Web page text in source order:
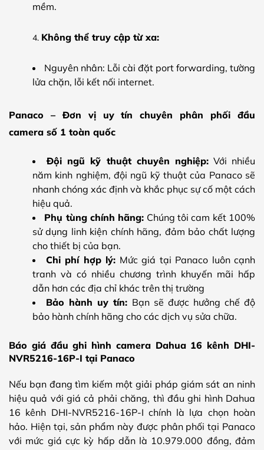
mềm.
Không thể truy cập từ xa:
Nguyên nhân: Lỗi cài đặt port forwarding, tường
lửa chặn, lỗi kết nối internet.
Panaco – Đơn vị uy tín chuyên phân phối đầu
camera số 1 toàn quốc
Đội ngũ kỹ thuật chuyên nghiệp:Với nhiều
năm kinh nghiệm, đội ngũ kỹ thuật của Panaco sẽ
nhanh chóng xác định và khắc phục sự cố một cách
hiệu quả.
Phụ tùng chính hãng: Chúng tôi cam kết 100%
sử dụng linh kiện chính hãng, đảm bảo chất lượng
cho thiết bị của bạn.
Chi phí hợp lý: Mức giá tại Panaco luôn cạnh
tranh và có nhiều chương trình khuyến mãi hấp
dẫn hơn các địa chỉ khác trên thị trường
Bảo hành uy tín: Bạn sẽ được hưởng chế độ
bảo hành chính hãng cho các dịch vụ sửa chữa.
Báo giá đầu ghi hình camera Dahua 16 kênh DHI-
NVR5216-16P-I tại Panaco
Nếu bạn đang tìm kiếm một giải pháp giám sát an ninh
hiệu quả với giá cả phải chăng, thì đầu ghi hình Dahua
16 kênh DHI-NVR5216-16P-I chính là lựa chọn hoàn
hảo. Hiện tại, sản phẩm này được phân phối tại Panaco
với mức giá cực kỳ hấp dẫn là 10.979.000 đồng, đảm